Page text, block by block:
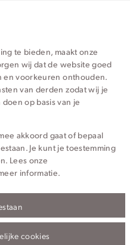
Algemene Voorwaarden
te bieden, maakt onze
wij dat de website goed
en voorkeuren onthouden.
van derden zodat wij je
op basis van je
akkoord gaat of bepaal
Je kunt je toestemming
Lees onze
informatie.
cookies